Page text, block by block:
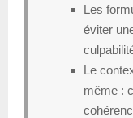
Les
éviter
Le
même :